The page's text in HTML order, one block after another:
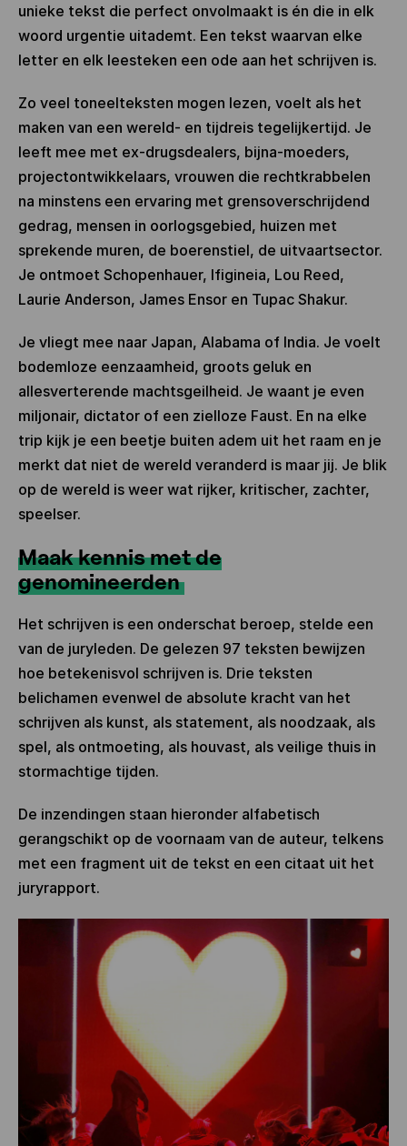
unieke tekst die perfect onvolmaakt is én die in elk
woord urgentie uitademt. Een tekst waarvan elke
letter en elk leesteken een ode aan het schrijven is.
Zo veel toneelteksten mogen lezen, voelt als het
maken van een wereld- en tijdreis tegelijkertijd. Je
leeft mee met ex-drugsdealers, bijna-moeders,
projectontwikkelaars, vrouwen die rechtkrabbelen
na minstens een ervaring met grensoverschrijdend
gedrag, mensen in oorlogsgebied, huizen met
sprekende muren, de boerenstiel, de uitvaartsector.
Je ontmoet Schopenhauer, Ifigineia, Lou Reed,
Laurie Anderson, James Ensor en Tupac Shakur.
Je vliegt mee naar Japan, Alabama of India. Je voelt
bodemloze eenzaamheid, groots geluk en
allesverterende machtsgeilheid. Je waant je even
miljonair, dictator of een zielloze Faust. En na elke
trip kijk je een beetje buiten adem uit het raam en je
merkt dat niet de wereld veranderd is maar jij. Je blik
op de wereld is weer wat rijker, kritischer, zachter,
speelser.
Maak kennis met de
genomineerden
Het schrijven is een onderschat beroep, stelde een
van de juryleden. De gelezen 97 teksten bewijzen
hoe betekenisvol schrijven is. Drie teksten
belichamen evenwel de absolute kracht van het
schrijven als kunst, als statement, als noodzaak, als
spel, als ontmoeting, als houvast, als veilige thuis in
stormachtige tijden.
De inzendingen staan hieronder alfabetisch
gerangschikt op de voornaam van de auteur, telkens
met een fragment uit de tekst en een citaat uit het
juryrapport.